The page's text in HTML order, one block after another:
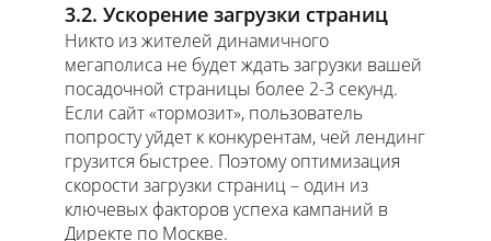
3.2. Ускорение загрузки страниц
Никто из жителей динамичного
мегаполиса не будет ждать загрузки вашей
посадочной страницы более 2-3 секунд.
Если сайт «тормозит», пользователь
попросту уйдет к конкурентам, чей лендинг
грузится быстрее. Поэтому оптимизация
скорости загрузки страниц – один из
ключевых факторов успеха кампаний в
Директе по Москве.